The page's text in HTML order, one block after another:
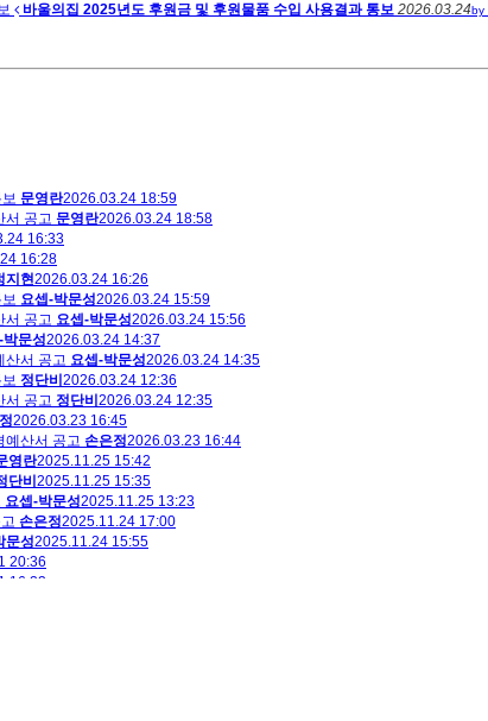
바울의집 2025년도 후원금 및 후원물품 수입 사용결과 통보 2026.03.24by
문영란2026.03.24 18:59
서 공고 문영란2026.03.24 18:58
16:33
16:28
지현2026.03.24 16:26
요셉-박문성2026.03.24 15:59
서 공고 요셉-박문성2026.03.24 15:56
박문성2026.03.24 14:37
산서 공고 요셉-박문성2026.03.24 14:35
정단비 2026.03.24 12:36
서 공고 정단비 2026.03.24 12:35
2026.03.23 16:45
예산서 공고 손은정2026.03.23 16:44
영란2025.11.25 15:42
단비 2025.11.25 15:35
요셉-박문성2025.11.25 13:23
손은정2025.11.24 17:00
문성2025.11.24 15:55
20:36
16:22